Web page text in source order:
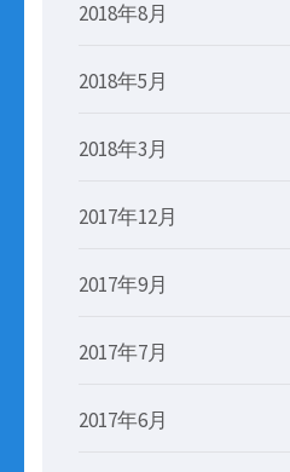
2018年8月
2018年5月
2018年3月
2017年12月
2017年9月
2017年7月
2017年6月